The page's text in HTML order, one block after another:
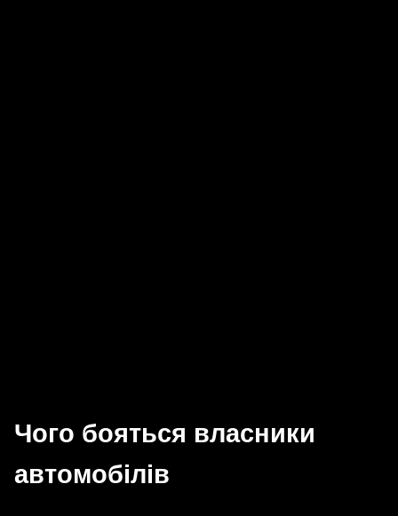
Чого бояться власники
автомобілів